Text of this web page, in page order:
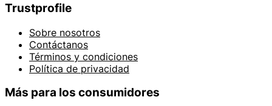
Trustprofile
Sobre nosotros
Contáctanos
Términos y condiciones
Política de privacidad
Más para los consumidores